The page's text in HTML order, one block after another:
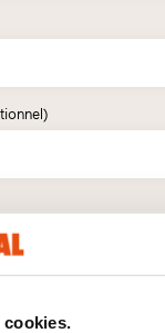
cookies.
Localité*